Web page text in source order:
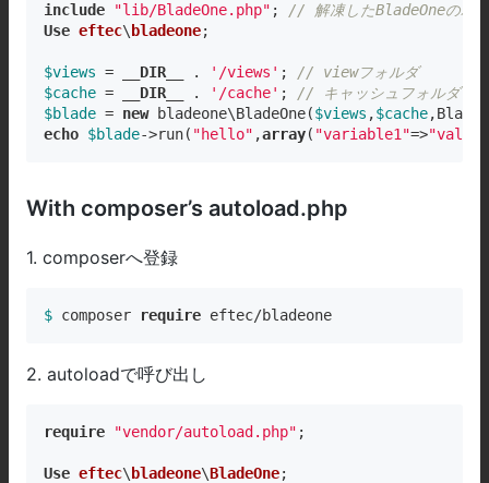
include "lib/BladeOne.php" ;
// 解凍したBladeOneのパ
Use eftec\ bladeone;
$views = __DIR__ . '/views' ;
// viewフォルダ
$cache = __DIR__ . '/cache' ;
// キャッシュフォルダ
$blade = new bladeone\BladeOne($views ,$cache
echo $blade->run( "hello" ,array( "variable1"=>
With composer’s autoload.php
1. composerへ登録
$ composer require eftec/bladeone
2. autoloadで呼び出し
require "vendor/autoload.php" ;
Use eftec\ bladeone\BladeOne;